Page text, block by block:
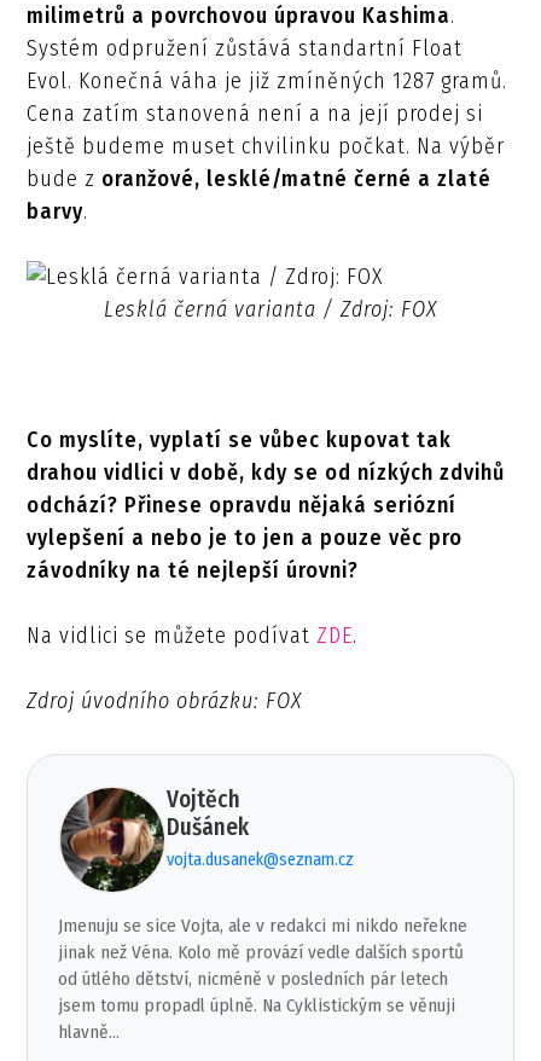
milimetrů a povrchovou úpravou Kashima.
Systém odpružení zůstává standartní Float
Evol. Konečná váha je již zmíněných 1287 gramů.
Cena zatím stanovená není a na její prodej si
ještě budeme muset chvilinku počkat. Na výběr
bude z oranžové, lesklé/matné černé a zlaté
barvy.
Lesklá černá varianta / Zdroj: FOX
Co myslíte, vyplatí se vůbec kupovat tak
drahou vidlici v době, kdy se od nízkých zdvihů
odchází? Přinese opravdu nějaká seriózní
vylepšení a nebo je to jen a pouze věc pro
závodníky na té nejlepší úrovni?
Na vidlici se můžete podívat ZDE.
Zdroj úvodního obrázku: FOX
Vojtěch
Dušánek
vojta.dusanek@seznam.cz
Jmenuju se sice Vojta, ale v redakci mi nikdo neřekne
jinak než Véna. Kolo mě provází vedle dalších sportů
od útlého dětství, nicméně v posledních pár letech
jsem tomu propadl úplně. Na Cyklistickým se věnuji
hlavně...